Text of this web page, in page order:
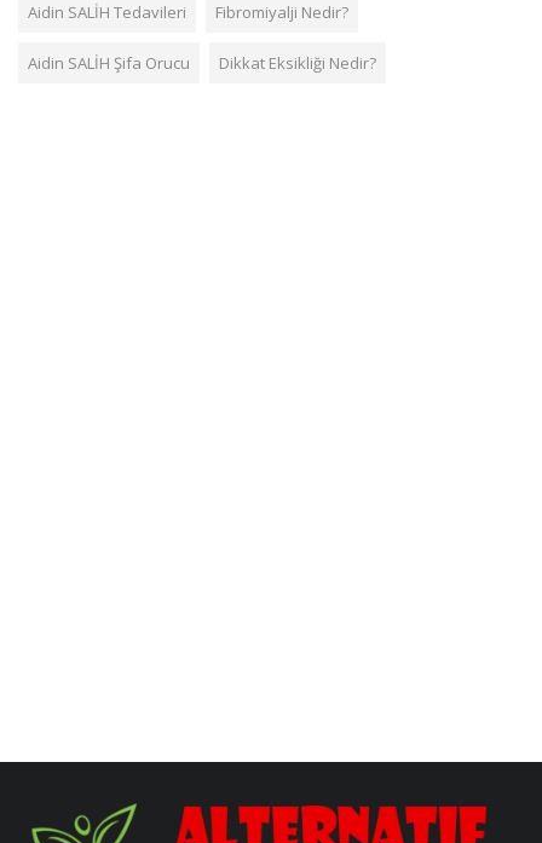
Aidin SALİH Tedavileri Fibromiyalji Nedir?
Aidin SALİH Şifa Orucu Dikkat Eksikliği Nedir?